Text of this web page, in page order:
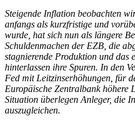
Steigende Inflation beobachten
anfangs als kurzfristige und
wurde, hat sich nun als längere
Schuldenmachen der EZB, die
stagnierende Produktion und das
hinterlassen ihre Spuren. In den
Fed mit Leitzinserhöhungen, für
Europäische Zentralbank höhere
Situation überlegen Anleger, die
auszugleichen.